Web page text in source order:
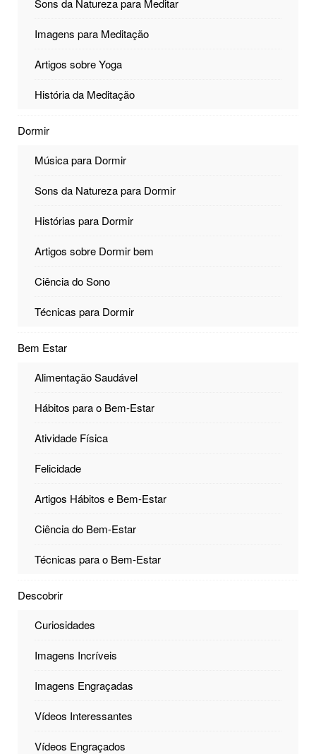
Sons da Natureza para Meditar
Imagens para Meditação
Artigos sobre Yoga
História da Meditação
Dormir
Música para Dormir
Sons da Natureza para Dormir
Histórias para Dormir
Artigos sobre Dormir bem
Ciência do Sono
Técnicas para Dormir
Bem Estar
Alimentação Saudável
Hábitos para o Bem-Estar
Atividade Física
Felicidade
Artigos Hábitos e Bem-Estar
Ciência do Bem-Estar
Técnicas para o Bem-Estar
Descobrir
Curiosidades
Imagens Incríveis
Imagens Engraçadas
Vídeos Interessantes
Vídeos Engraçados